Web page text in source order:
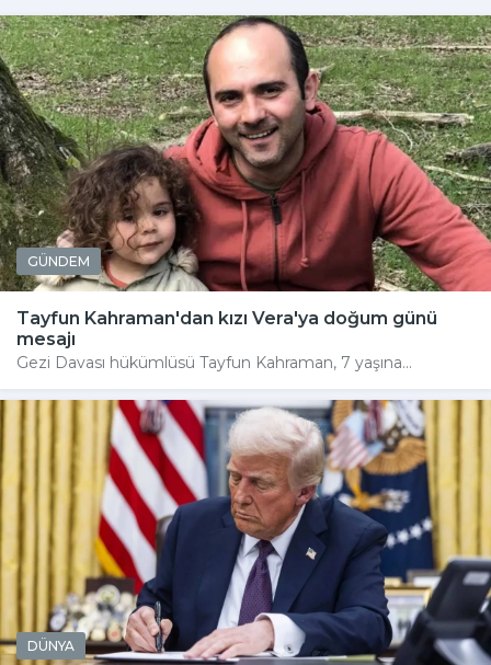
GÜNDEM
Tayfun Kahraman'dan kızı Vera'ya doğum günü
mesajı
Gezi Davası hükümlüsü Tayfun Kahraman, 7 yaşına...
DÜNYA